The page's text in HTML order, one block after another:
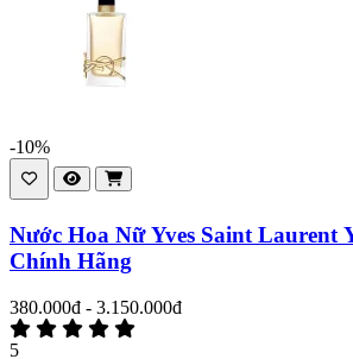
-10%
Nước Hoa Nữ Yves Saint Laurent
Chính Hãng
380.000đ - 3.150.000đ
5